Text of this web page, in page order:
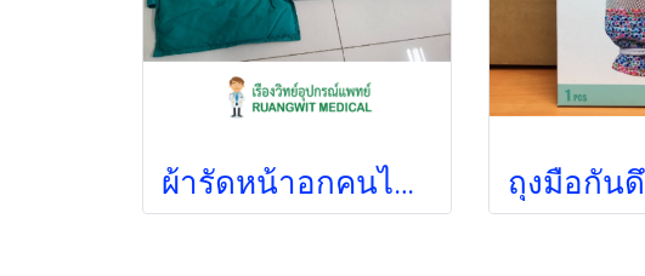
ผ้ารัดหน้าอกคนไข้ 12x12 นิ้ว